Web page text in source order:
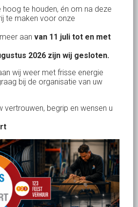
te houden, én om na deze
te maken voor onze
aan van 11 juli tot en met
2026 zijn wij gesloten.
wij weer met frisse energie
bij de organisatie van uw
vertrouwen, begrip en wensen u